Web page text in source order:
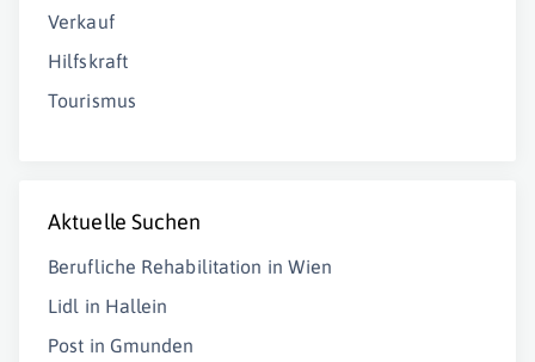
Verkauf
Hilfskraft
Tourismus
Aktuelle Suchen
Berufliche Rehabilitation in Wien
Lidl in Hallein
Post in Gmunden